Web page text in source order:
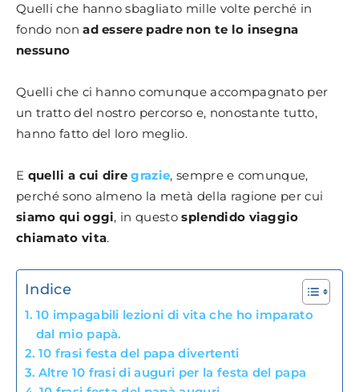
Quelli che hanno sbagliato mille volte perché in
fondo nonad essere padre non te lo insegna
nessuno
Quelli che ci hanno comunque accompagnato per
un tratto del nostro percorso e, nonostante tutto,
hanno fatto del loro meglio.
E quelli a cui diregrazie, sempre e comunque,
perché sono almeno la metà della ragione per cui
siamo qui oggi, in questosplendido viaggio
chiamato vita.
Indice
10 impagabili lezioni di vita che ho imparato
dal mio papà.
10 frasi festa del papa divertenti
Altre 10 frasi di auguri per la festa del papa